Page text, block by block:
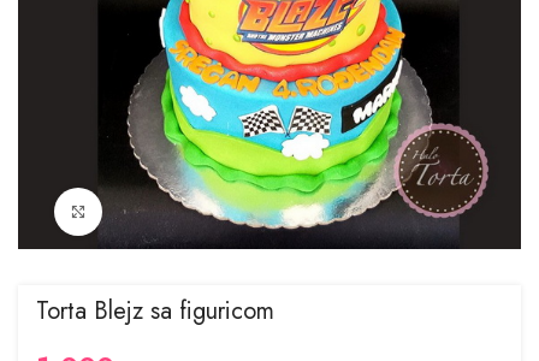
Kliknite za uvećanje
Torta Blejz sa figuricom